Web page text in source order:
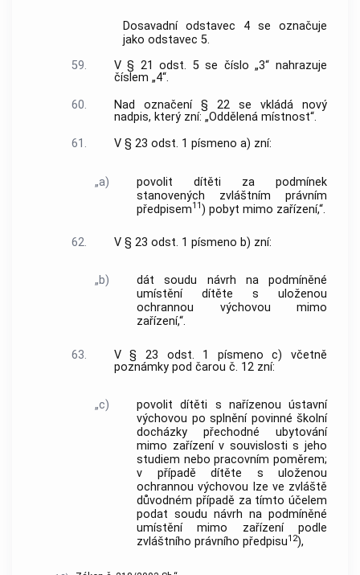
Dosavadní odstavec 4 se označuje
jako odstavec 5.
59.
V § 21 odst. 5 se číslo „3“ nahrazuje
číslem „4“.
60.
Nad označení § 22 se vkládá nový
nadpis, který zní: „Oddělená místnost“.
61.
V § 23 odst. 1 písmeno a) zní:
„a)
povolit dítěti za podmínek
stanovených zvláštním právním
předpisem11) pobyt mimo zařízení,“.
62. V § 23 odst. 1 písmeno b) zní:
„b)
dát soudu návrh na podmíněné
umístění dítěte s uloženou
ochrannou výchovou mimo
zařízení,“.
63.
V § 23 odst. 1 písmeno c) včetně
poznámky pod čarou č. 12 zní:
„c)
povolit dítěti s nařízenou ústavní
výchovou po splnění povinné školní
docházky přechodné ubytování
mimo zařízení v souvislosti s jeho
studiem nebo pracovním poměrem;
v případě dítěte s uloženou
ochrannou výchovou lze ve zvláště
důvodném případě za tímto účelem
podat soudu návrh na podmíněné
umístění mimo zařízení podle
zvláštního právního předpisu12),